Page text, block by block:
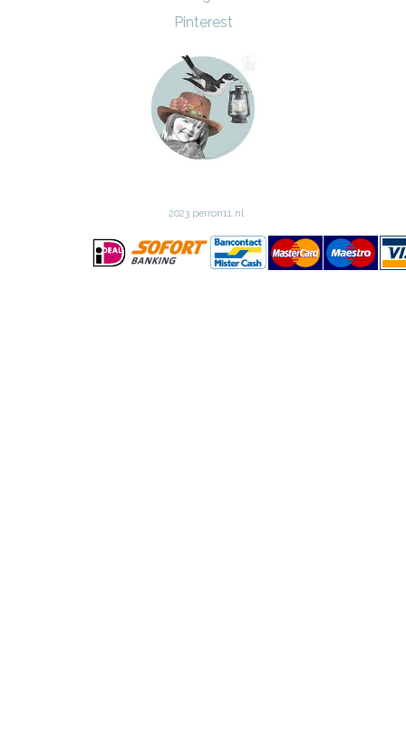
Pinterest
2023 perron11.nl